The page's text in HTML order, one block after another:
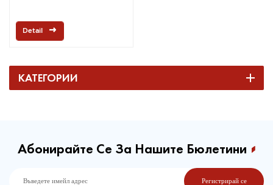
Detail
КАТЕГОРИИ
Абонирайте Се За Нашите Бюлетини